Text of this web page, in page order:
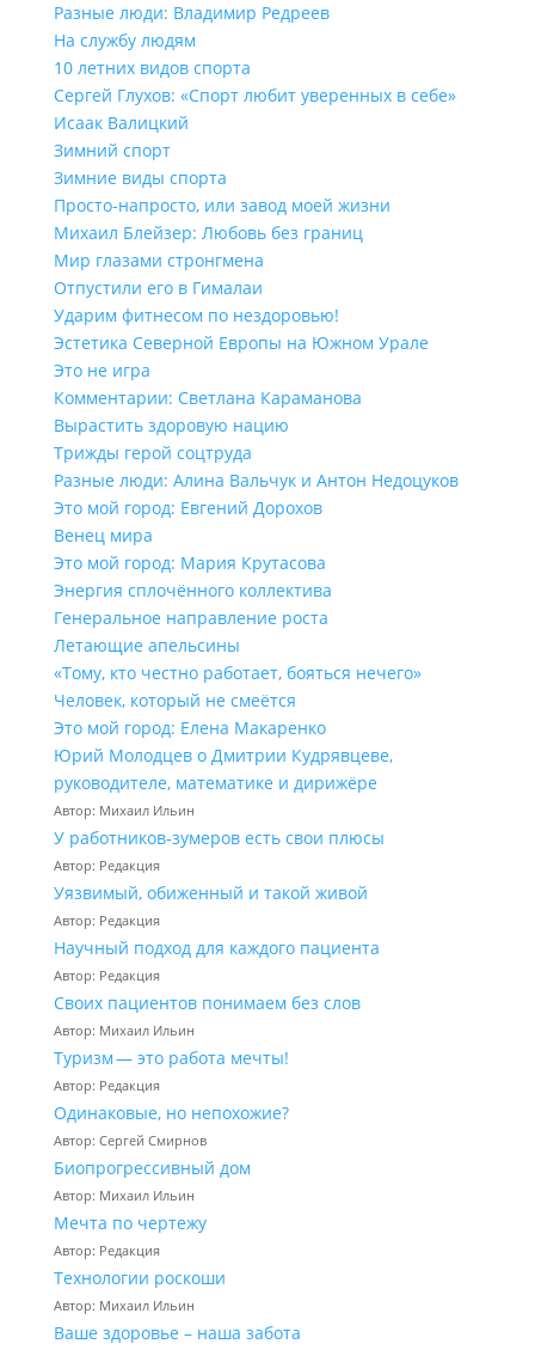
Разные люди: Владимир Редреев
На службу людям
10 летних видов спорта
Сергей Глухов: «Спорт любит уверенных в себе»
Исаак Валицкий
Зимний спорт
Зимние виды спорта
Просто-напросто, или завод моей жизни
Михаил Блейзер: Любовь без границ
Мир глазами стронгмена
Отпустили его в Гималаи
Ударим фитнесом по нездоровью!
Эстетика Северной Европы на Южном Урале
Это не игра
Комментарии: Светлана Караманова
Вырастить здоровую нацию
Трижды герой соцтруда
Разные люди: Алина Вальчук и Антон Недоцуков
Это мой город: Евгений Дорохов
Венец мира
Это мой город: Мария Крутасова
Энергия сплочённого коллектива
Генеральное направление роста
Летающие апельсины
«Тому, кто честно работает, бояться нечего»
Человек, который не смеётся
Это мой город: Елена Макаренко
Юрий Молодцев о Дмитрии Кудрявцеве,
руководителе, математике и дирижёре
Автор: Михаил Ильин
У работников‑зумеров есть свои плюсы
Автор: Редакция
Уязвимый, обиженный и такой живой
Автор: Редакция
Научный подход для каждого пациента
Автор: Редакция
Своих пациентов понимаем без слов
Автор: Михаил Ильин
Туризм — это работа мечты!
Автор: Редакция
Одинаковые, но непохожие?
Автор: Сергей Смирнов
Биопрогрессивный дом
Автор: Михаил Ильин
Мечта по чертежу
Автор: Редакция
Технологии роскоши
Автор: Михаил Ильин
Ваше здоровье – наша забота